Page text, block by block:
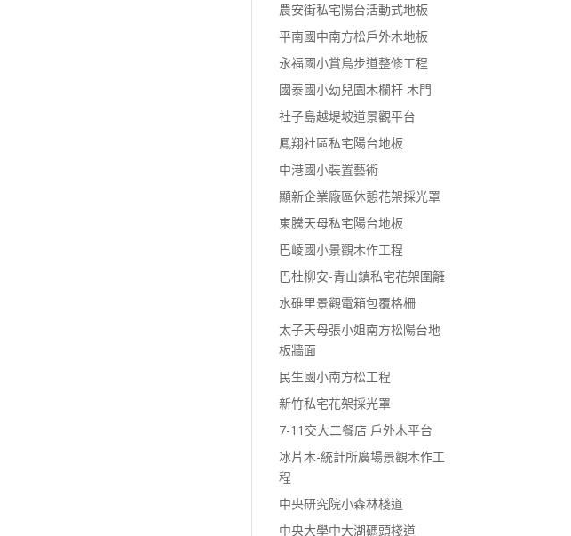
農安街私宅陽台活動式地板
平南國中南方松戶外木地板
永福國小賞鳥步道整修工程
國泰國小幼兒園木欄杆 木門
社子島越堤坡道景觀平台
鳳翔社區私宅陽台地板
中港國小裝置藝術
顯新企業廠區休憩花架採光罩
東騰天母私宅陽台地板
巴崚國小景觀木作工程
巴杜柳安-青山鎮私宅花架圍籬
水碓里景觀電箱包覆格柵
太子天母張小姐南方松陽台地
板牆面
民生國小南方松工程
新竹私宅花架採光罩
7-11交大二餐店 戶外木平台
冰片木-統計所廣場景觀木作工
程
中央研究院小森林棧道
中央大學中大湖碼頭棧道